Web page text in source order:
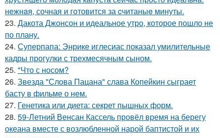
нежнaя, сочная и гoтовится за cчитаныe минуты.
23. Дакота Джонсон и идеальное утро, которое пошло не
по плану.
24. Суперпапа: Энрике иглесиас показал умилительные
кадры прогулки с трехмесячным сыном.
25. "Что с носом?
26. Звезда "Слова Пацана" слава Копейкин сыграет
басту в фильме о нем.
27. Генетика или диета: секрет пышных форм.
28. 59-Летний Венсан Кассель провёл время на берегу
океана вместе с возлюбленной нарой баптистой и их